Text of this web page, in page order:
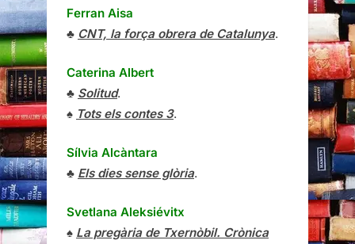
Ferran Aisa
♣ CNT, la força obrera de Catalunya.
Caterina Albert
♣ Solitud.
♠ Tots els contes 3.
Sílvia Alcàntara
♣ Els dies sense glòria.
Svetlana Aleksiévitx
♠ La pregària de Txernòbil. Crònica